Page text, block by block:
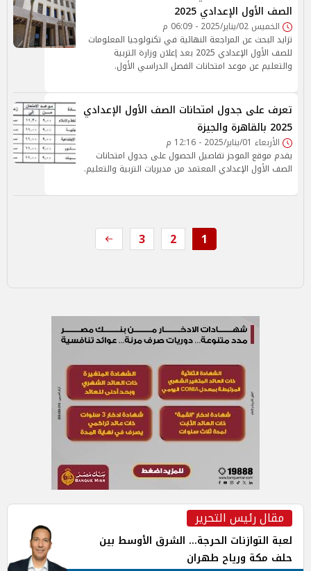
الصف الأول الإعدادي 2025
الخميس 02/يناير/2025 - 06:09 م
تزايد البحث عن المراجعة النهائية في تكنولوجيا المعلومات
للصف الأول الإعدادي 2025 بعد إعلان وزارة التربية
والتعليم عن موعد امتحانات الفصل الدراسي الأول.
تعرف على جدول امتحانات الصف الأول الإعدادي
2025 بالقاهرة والجيزة
الأربعاء 01/يناير/2025 - 12:16 م
يقدم موقع الموجز تفاصيل الحصول على جدول امتحانات
الصف الأول الإعدادي المعتمد من مديريات التربية والتعليم.
1
2
3
مقال رئيس التحرير
لعبة التوازنات الحرجة... الشرق الأوسط بين
حلف مكة ورياح طهران